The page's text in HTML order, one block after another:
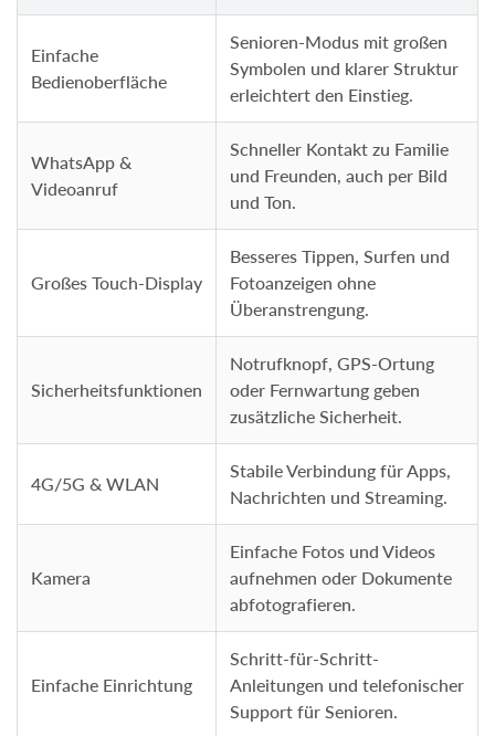
Einfache
Bedienoberfläche
Senioren-Modus mit großen
Symbolen und klarer Struktur
erleichtert den Einstieg.
WhatsApp &
Videoanruf
Schneller Kontakt zu Familie
und Freunden, auch per Bild
und Ton.
Großes Touch-Display
Besseres Tippen, Surfen und
Fotoanzeigen ohne
Überanstrengung.
Sicherheitsfunktionen
Notrufknopf, GPS-Ortung
oder Fernwartung geben
zusätzliche Sicherheit.
4G/5G & WLAN
Stabile Verbindung für Apps,
Nachrichten und Streaming.
Kamera
Einfache Fotos und Videos
aufnehmen oder Dokumente
abfotografieren.
Einfache Einrichtung
Schritt-für-Schritt-
Anleitungen und telefonischer
Support für Senioren.